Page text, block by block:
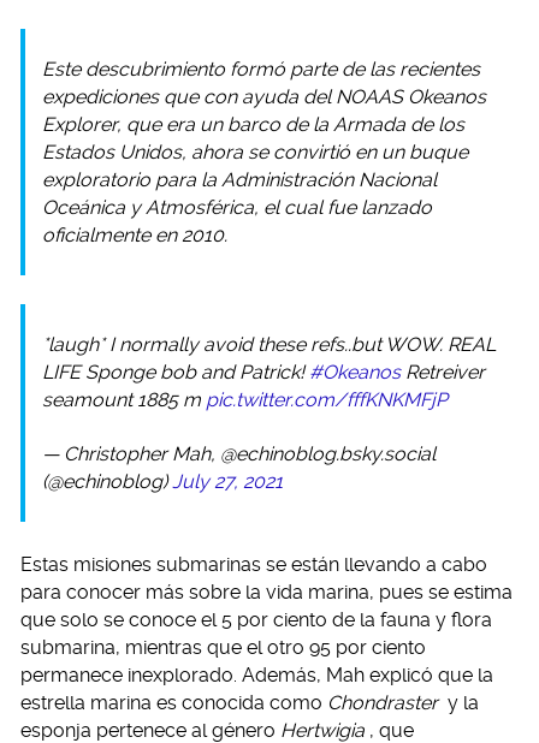
Este descubrimiento formó parte de las recientes
expediciones que con ayuda del NOAAS Okeanos
Explorer, que era un barco de la Armada de los
Estados Unidos, ahora se convirtió en un buque
exploratorio para la Administración Nacional
Oceánica y Atmosférica, el cual fue lanzado
oficialmente en 2010.
*laugh* I normally avoid these refs..but WOW. REAL
LIFE Sponge bob and Patrick!#OkeanosRetreiver
seamount 1885 m pic.twitter.com/fffKNKMFjP
— Christopher Mah, @echinoblog.bsky.social
(@echinoblog)July 27, 2021
Estas misiones submarinas se están llevando a cabo
para conocer más sobre la vida marina, pues se estima
que solo se conoce el 5 por ciento de la fauna y flora
submarina, mientras que el otro 95 por ciento
permanece inexplorado. Además, Mah explicó que la
estrella marina es conocida como Chondraster y la
esponja pertenece al género Hertwigia , que